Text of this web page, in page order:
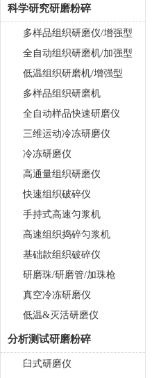
科学研究研磨粉碎
多样品组织研磨仪/增强型
全自动组织研磨机/加强型
低温组织研磨机/增强型
多样品组织研磨机
全自动样品快速研磨仪
三维运动冷冻研磨仪
冷冻研磨仪
高通量组织研磨仪
快速组织破碎仪
手持式高速匀浆机
高速组织捣碎匀浆机
基础款组织破碎仪
研磨珠/研磨管/加珠枪
真空冷冻研磨仪
低温&灭活研磨仪
分析测试研磨粉碎
臼式研磨仪